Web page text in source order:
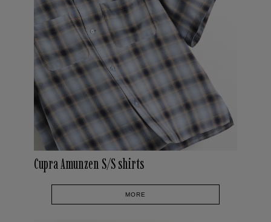
Cupra Amunzen S/S shirts
MORE